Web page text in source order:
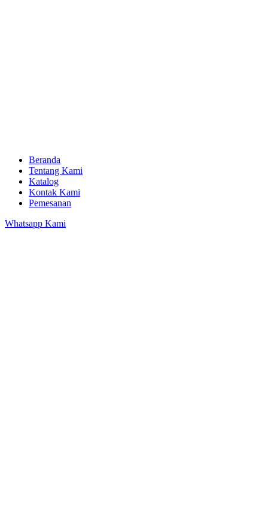
Beranda
Tentang Kami
Katalog
Kontak Kami
Pemesanan
Whatsapp Kami